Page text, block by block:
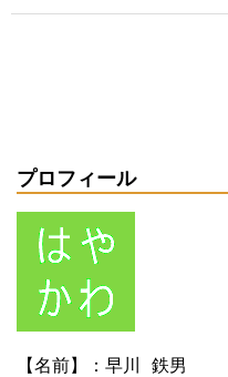
プロフィール
【名前】：早川 鉄男